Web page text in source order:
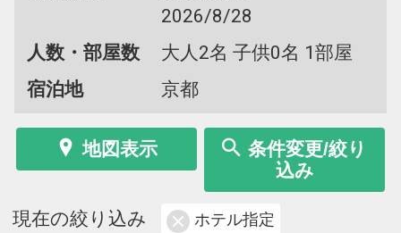
2026/8/28
人数・部屋数
大人2名 子供0名 1部屋
宿泊地
京都
地図表示
条件変更/絞り
込み
現在の絞り込み ホテル指定